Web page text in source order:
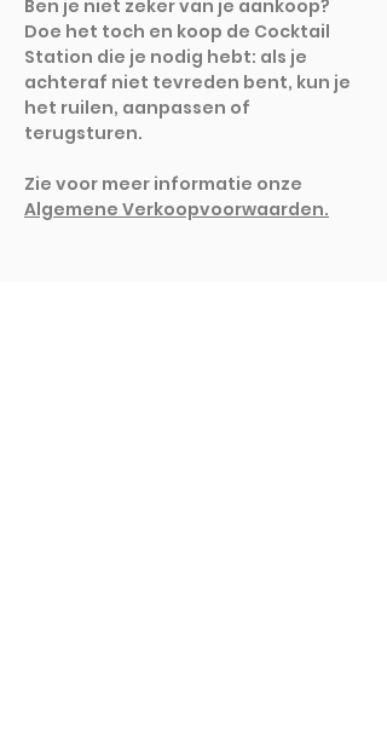
Ben je niet zeker van je aankoop?
Doe het toch en koop de Cocktail
Station die je nodig hebt: als je
achteraf niet tevreden bent, kun je
het ruilen, aanpassen of
terugsturen.
Zie voor meer informatie onze
Algemene Verkoopvoorwaarden.